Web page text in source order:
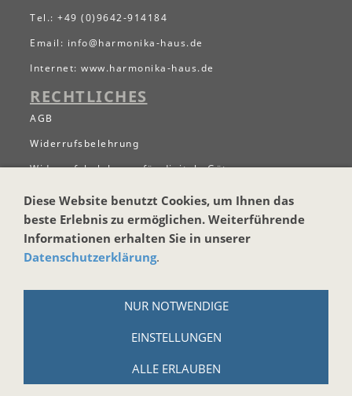
Tel.: +49 (0)9642-914184
Email: info@harmonika-haus.de
Internet: www.harmonika-haus.de
RECHTLICHES
AGB
Widerrufsbelehrung
Widerrufsbelehrung für digitale Güter
Datenschutzerklärung
Zahlungs- und Versandbedingungen
Hinweise zur Batterieentsorgung
Impressum
Newsletter anmelgen
Diese Website benutzt Cookies, um Ihnen das
beste Erlebnis zu ermöglichen. Weiterführende
Informationen erhalten Sie in unserer
Datenschutzerklärung.
NUR NOTWENDIGE
EINSTELLUNGEN
ALLE ERLAUBEN